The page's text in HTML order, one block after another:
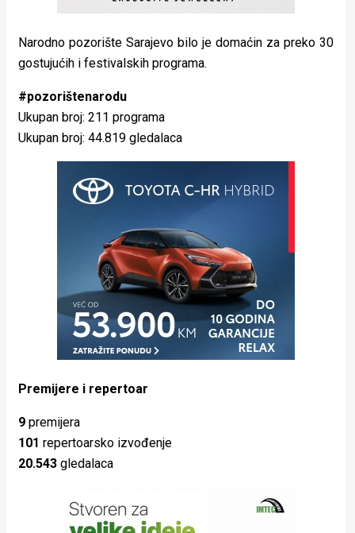
Narodno pozorište Sarajevo bilo je domaćin za preko 30
gostujućih i festivalskih programa.
#pozorištenarodu
Ukupan broj: 211 programa
Ukupan broj: 44.819 gledalaca
Premijere i repertoar
9 premijera
101 repertoarsko izvođenje
20.543 gledalaca